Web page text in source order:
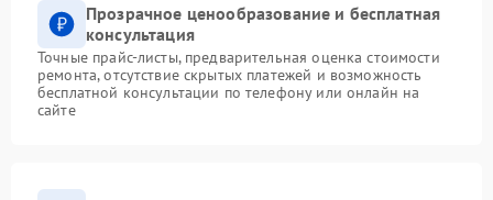
Прозрачное ценообразование и бесплатная
консультация
Точные прайс-листы, предварительная оценка стоимости
ремонта, отсутствие скрытых платежей и возможность
бесплатной консультации по телефону или онлайн на
сайте